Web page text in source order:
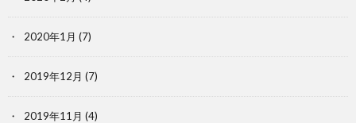
2020年1月 (7)
2019年12月 (7)
2019年11月 (4)